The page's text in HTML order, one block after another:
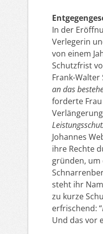
In der
Verlegerin
von einem
Schutzfrist
Frank-
an das
forderte Frau
Johannes
ihre Rechte
gründen, um
steht ihr
zu kurze
erfrischend: “
Und das vor